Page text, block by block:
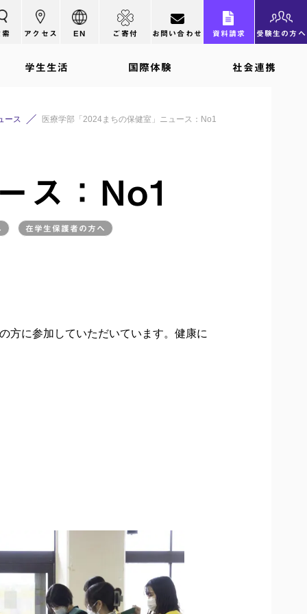
索 アクセス EN ご寄付 お問い合わせ 資料請求 受験生の方へ
学生生活 国際体験 社会連携
ース 医療学部「2024まちの保健室」ニュース：No1
ス：No1
在学生保護者の方へ
方に参加していただいています。健康に